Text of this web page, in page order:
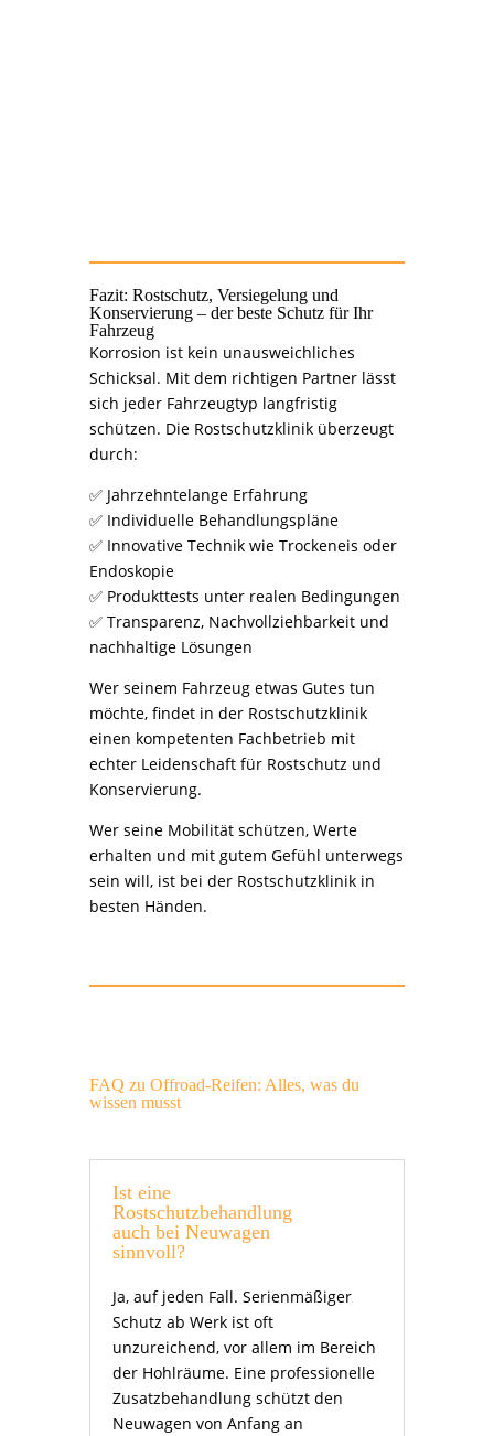
Fazit: Rostschutz, Versiegelung und
Konservierung – der beste Schutz für Ihr
Fahrzeug
Korrosion ist kein unausweichliches
Schicksal. Mit dem richtigen Partner lässt
sich jeder Fahrzeugtyp langfristig
schützen. Die Rostschutzklinik überzeugt
durch:
✅ Jahrzehntelange Erfahrung
✅ Individuelle Behandlungspläne
✅ Innovative Technik wie Trockeneis oder
Endoskopie
✅ Produkttests unter realen Bedingungen
✅ Transparenz, Nachvollziehbarkeit und
nachhaltige Lösungen
Wer seinem Fahrzeug etwas Gutes tun
möchte, findet in der Rostschutzklinik
einen kompetenten Fachbetrieb mit
echter Leidenschaft für Rostschutz und
Konservierung.
Wer seine Mobilität schützen, Werte
erhalten und mit gutem Gefühl unterwegs
sein will, ist bei der Rostschutzklinik in
besten Händen.
FAQ zu Offroad-Reifen: Alles, was du
wissen musst
Ist eine
Rostschutzbehandlung
auch bei Neuwagen
sinnvoll?
Ja, auf jeden Fall. Serienmäßiger
Schutz ab Werk ist oft
unzureichend, vor allem im Bereich
der Hohlräume. Eine professionelle
Zusatzbehandlung schützt den
Neuwagen von Anfang an